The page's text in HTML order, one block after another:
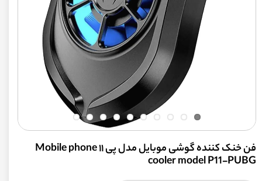
فن خنک کننده گوشی موبایل مدل پی ۱۱ Mobile phone
cooler model P11-PUBG